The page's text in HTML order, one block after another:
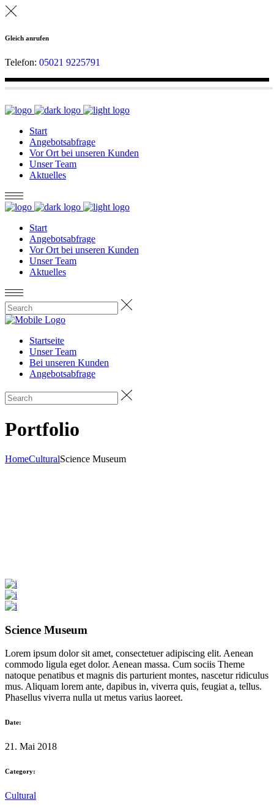
Gleich anrufen
Telefon: 05021 9225791
Start
Angebotsabfrage
Vor Ort bei unseren Kunden
Unser Team
Aktuelles
Start
Angebotsabfrage
Vor Ort bei unseren Kunden
Unser Team
Aktuelles
Startseite
Unser Team
Bei unseren Kunden
Angebotsabfrage
Portfolio
HomeCulturalScience Museum
Science Museum
Lorem ipsum dolor sit amet, consectetuer adipiscing elit. Aenean
commodo ligula eget dolor. Aenean massa. Cum sociis Theme
natoque penatibus et magnis dis parturient montes, nascetur ridiculus
mus. Aliquam lorem ante, dapibus in, viverra quis, feugiat a, tellus.
Phasellus viverra nulla ut metus varius laoreet.
Date:
21. Mai 2018
Category:
Cultural